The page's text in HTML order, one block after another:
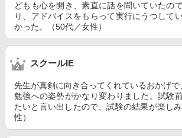
どもも心を開き、素直に話を聞いていたの
り、アドバイスをもらって実行にうつして
かった。（50代／女性）
スクールIE
先生が真剣に向き合ってくれているおかげで
勉強への姿勢がかなり変わりました。試験
たいと言い出したので、試験の結果が楽し
性）